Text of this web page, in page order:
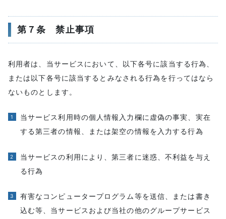
第７条 禁止事項
利用者は、当サービスにおいて、以下各号に該当する行為、
または以下各号に該当するとみなされる行為を行ってはなら
ないものとします。
当サービス利用時の個人情報入力欄に虚偽の事実、実在
する第三者の情報、または架空の情報を入力する行為
当サービスの利用により、第三者に迷惑、不利益を与え
る行為
有害なコンピュータープログラム等を送信、または書き
込む等、当サービスおよび当社の他のグループサービス